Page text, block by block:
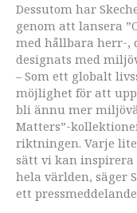
Dessutom har
genom att lansera
med hållbara herr-,
designats med
– Som ett globalt
möjlighet för att
bli ännu mer
Matters”-
riktningen. Varje
sätt vi kan
hela världen, säger
ett